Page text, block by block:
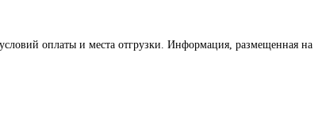
оплаты и места отгрузки. Информация, размещенная на